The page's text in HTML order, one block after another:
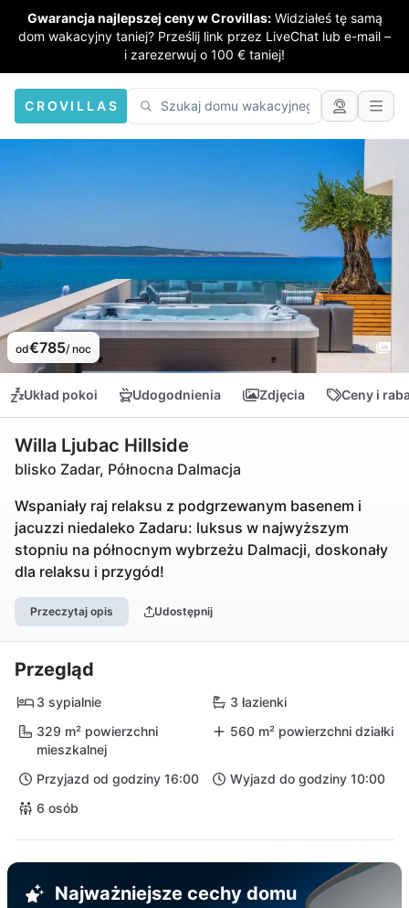
Gwarancja najlepszej ceny w Crovillas: Widziałeś tę samą
dom wakacyjny taniej? Prześlij link przez LiveChat lub e-mail –
i zarezerwuj o 100 € taniej!
CROVILLAS
od€785/ noc
Układ pokoi Udogodnienia Zdjęcia Ceny i
Willa Ljubac Hillside
blisko Zadar, Północna Dalmacja
Wspaniały raj relaksu z podgrzewanym basenem i
jacuzzi niedaleko Zadaru: luksus w najwyższym
stopniu na północnym wybrzeżu Dalmacji, doskonały
dla relaksu i przygód!
Przeczytaj opis Udostępnij
Przegląd
3 sypialnie
3 łazienki
329 m² powierzchni
mieszkalnej
560 m² powierzchni działki
Przyjazd od godziny 16:00
Wyjazd do godziny 10:00
6 osób
Najważniejsze cechy domu